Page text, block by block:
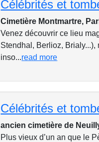
Cimetière Montmartre,
Venez découvrir ce lieu
Stendhal, Berlioz,
inso...read more
ancien cimetière de
Plus vieux d’un an que le